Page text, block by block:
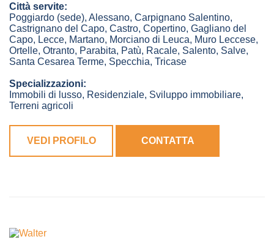
Città servite:
Poggiardo (sede), Alessano, Carpignano Salentino,
Castrignano del Capo, Castro, Copertino, Gagliano del
Capo, Lecce, Martano, Morciano di Leuca, Muro Leccese,
Ortelle, Otranto, Parabita, Patù, Racale, Salento, Salve,
Santa Cesarea Terme, Specchia, Tricase
Specializzazioni:
Immobili di lusso, Residenziale, Sviluppo immobiliare,
Terreni agricoli
VEDI PROFILO CONTATTA